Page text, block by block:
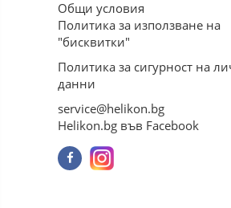
Общи условия
Политика за използване на
"бисквитки"
Политика за сигурност на
данни
service@helikon.bg
Helikon.bg във Facebook